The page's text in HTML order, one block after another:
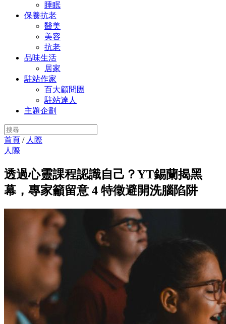
睡眠
保養抗老
醫美
美容
抗老
品味生活
居家
駐站作家
百大顧問團
駐站達人
主題企劃
首頁 / 人際
人際
透過心靈課程認識自己？YT錫蘭揭黑
幕，專家籲留意 4 特徵避開洗腦陷阱